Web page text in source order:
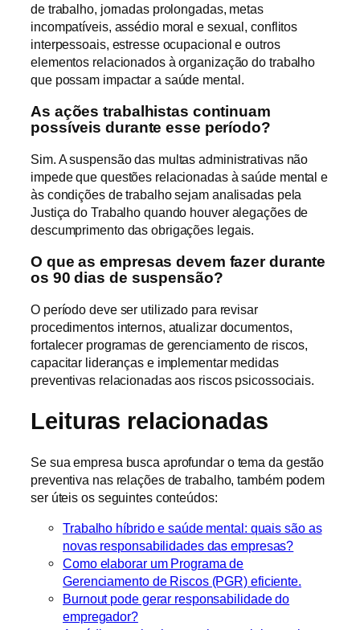
de trabalho, jornadas prolongadas, metas
incompatíveis, assédio moral e sexual, conflitos
interpessoais, estresse ocupacional e outros
elementos relacionados à organização do trabalho
que possam impactar a saúde mental.
As ações trabalhistas continuam
possíveis durante esse período?
Sim. A suspensão das multas administrativas não
impede que questões relacionadas à saúde mental e
às condições de trabalho sejam analisadas pela
Justiça do Trabalho quando houver alegações de
descumprimento das obrigações legais.
O que as empresas devem fazer durante
os 90 dias de suspensão?
O período deve ser utilizado para revisar
procedimentos internos, atualizar documentos,
fortalecer programas de gerenciamento de riscos,
capacitar lideranças e implementar medidas
preventivas relacionadas aos riscos psicossociais.
Leituras relacionadas
Se sua empresa busca aprofundar o tema da gestão
preventiva nas relações de trabalho, também podem
ser úteis os seguintes conteúdos:
Trabalho híbrido e saúde mental: quais são as
novas responsabilidades das empresas?
Como elaborar um Programa de
Gerenciamento de Riscos (PGR) eficiente.
Burnout pode gerar responsabilidade do
empregador?